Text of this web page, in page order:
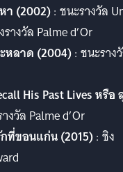
า (2002): ชนะรางวัล
างวัล Palme d’Or
หลาด (2004): ชนะราง
His Past Lives หรือ
งวัล Palme d’Or
กที่ขอนแก่น (2015): ชิง